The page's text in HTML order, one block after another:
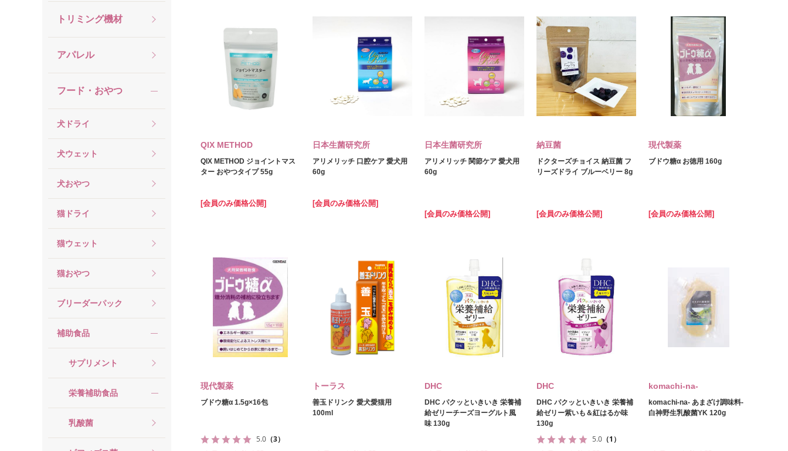
トリミング機材
アパレル
フード・おやつ
犬ドライ
犬ウェット
犬おやつ
猫ドライ
猫ウェット
猫おやつ
ブリーダーパック
補助食品
サプリメント
栄養補助食品
乳酸菌
QIX METHOD
QIX METHOD ジョイントマス
ター おやつタイプ 55g
[会員のみ価格公開]
日本生菌研究所
アリメリッチ 口腔ケア 愛犬用
60g
[会員のみ価格公開]
日本生菌研究所
アリメリッチ 関節ケア 愛犬用
60g
[会員のみ価格公開]
納豆菌
ドクターズチョイス 納豆菌 フ
リーズドライ ブルーベリー 8g
[会員のみ価格公開]
現代製薬
ブドウ糖α お徳用 160g
[会員のみ価格公開]
現代製薬
ブドウ糖α 1.5g×16包
5.0 （3）
トーラス
善玉ドリンク 愛犬愛猫用
100ml
DHC
DHC パクッといきいき 栄養補
給ゼリーチーズヨーグルト風
味 130g
DHC
DHC パクッといきいき 栄養補
給ゼリー紫いも＆紅はるか味
130g
5.0 （1）
komachi‐na‐
komachi‐na‐ あまざけ調味料‐
白神野生乳酸菌YK 120g